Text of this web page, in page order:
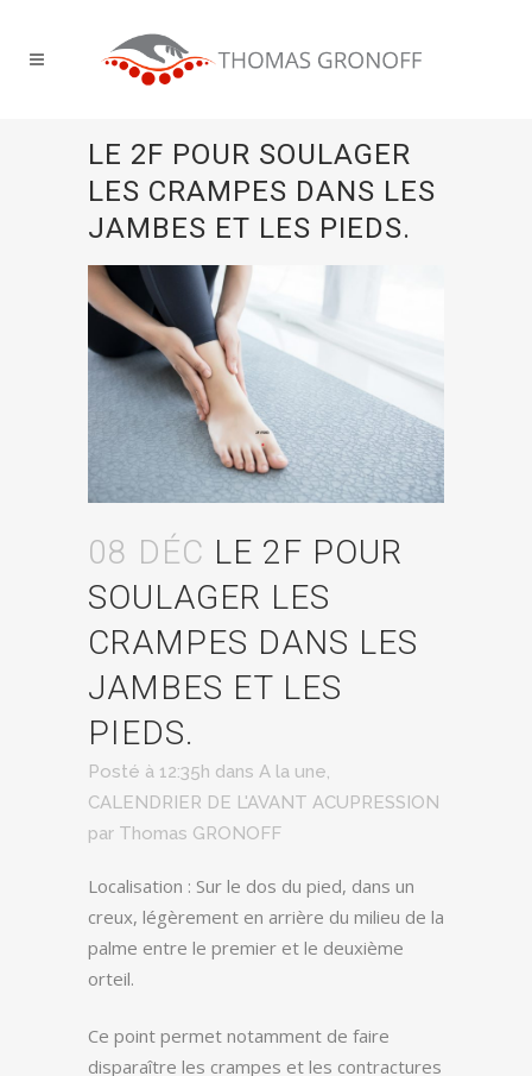
LE 2F POUR SOULAGER
LES CRAMPES DANS LES
JAMBES ET LES PIEDS.
08 DÉC LE 2F POUR
SOULAGER LES
CRAMPES DANS LES
JAMBES ET LES
PIEDS.
Posté à 12:35h dans A la une,
CALENDRIER DE L'AVANT ACUPRESSION
par Thomas GRONOFF
Localisation : Sur le dos du pied, dans un
creux, légèrement en arrière du milieu de la
palme entre le premier et le deuxième
orteil.
Ce point permet notamment de faire
disparaître les crampes et les contractures